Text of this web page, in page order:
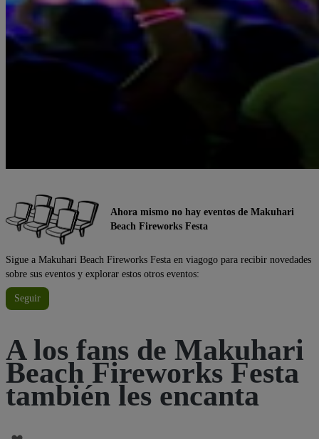
Ahora mismo no hay eventos de Makuhari
Beach Fireworks Festa
Sigue a Makuhari Beach Fireworks Festa en viagogo para recibir novedades
sobre sus eventos y explorar estos otros eventos:
Seguir
A los fans de Makuhari
Beach Fireworks Festa
también les encanta